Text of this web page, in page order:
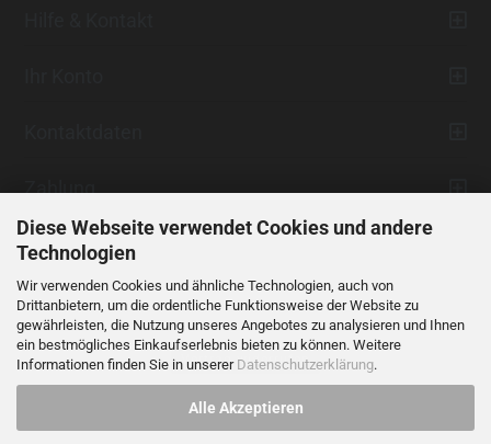
Diese Webseite verwendet Cookies und andere
Technologien
Wir verwenden Cookies und ähnliche Technologien, auch von
Drittanbietern, um die ordentliche Funktionsweise der Website zu
gewährleisten, die Nutzung unseres Angebotes zu analysieren und Ihnen
ein bestmögliches Einkaufserlebnis bieten zu können. Weitere
Informationen finden Sie in unserer Datenschutzerklärung.
Alle Akzeptieren
Zahlung
Vertrag widerrufen